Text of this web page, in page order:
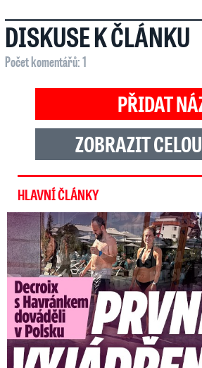
DISKUSE K ČLÁNKU
Počet komentářů: 1
PŘIDAT
ZOBRAZIT
HLAVNÍ ČLÁNKY
Exministryně s Havránkem dováděli v